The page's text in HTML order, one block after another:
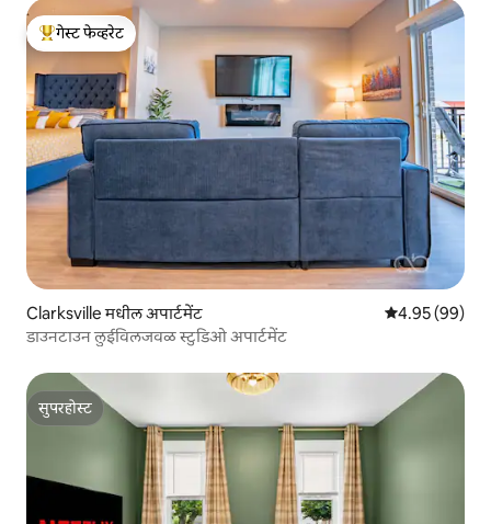
टॉप गेस्ट फेव्हरेट
गेस्ट फेव्हरेट
Clarksville मधील अपार्टमेंट 5 पैकी 4.95
4.95 (99)
डाउनटाउन लुईविलजवळ स्टुडिओ अपार्टमेंट
सुपरहोस्ट
सुपरहोस्ट